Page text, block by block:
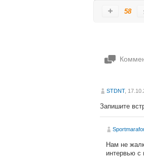
58
STDNT,
Запишите
Нам не
интервью с